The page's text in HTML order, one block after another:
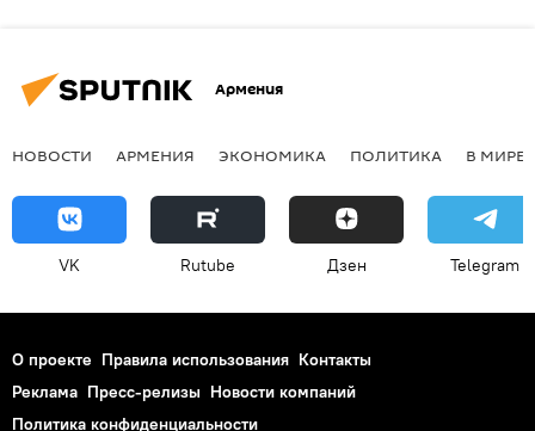
Армения
НОВОСТИ АРМЕНИЯ ЭКОНОМИКА ПОЛИТИКА В МИРЕ
VK Rutube Дзен Telegram
О проекте Правила использования Контакты
Реклама Пресс-релизы Новости компаний
Политика конфиденциальности